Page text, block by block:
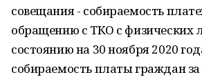
совещания - собираемость
обращению с ТКО с физических
состоянию на 30 ноября 2020
собираемость платы граждан за